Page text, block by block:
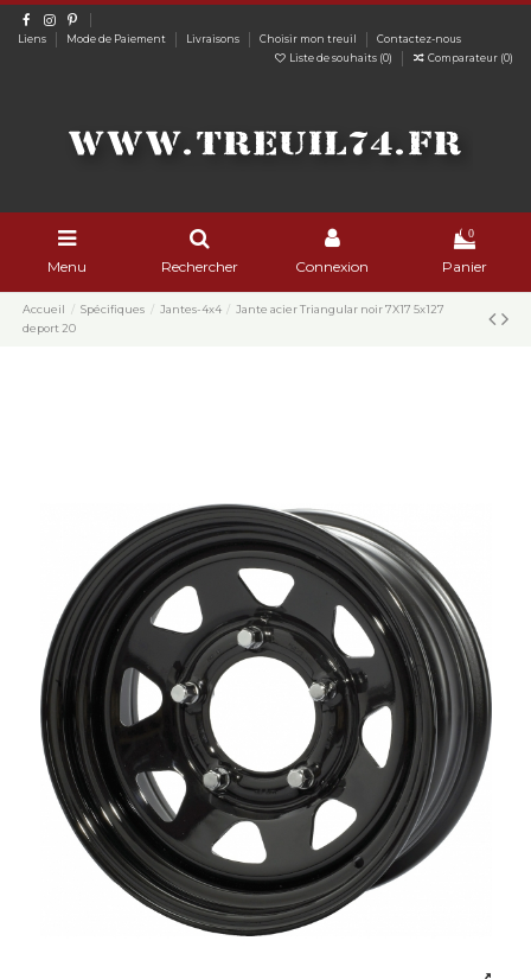
Liens Mode de Paiement Livraisons Choisir mon treuil
Contactez-nous
Liste de souhaits (0) Comparateur (0)
Menu Rechercher Connexion
0
Panier
Accueil Spécifiques Jantes-4x4
Jante acier Triangular noir 7X17 5x127
deport 20